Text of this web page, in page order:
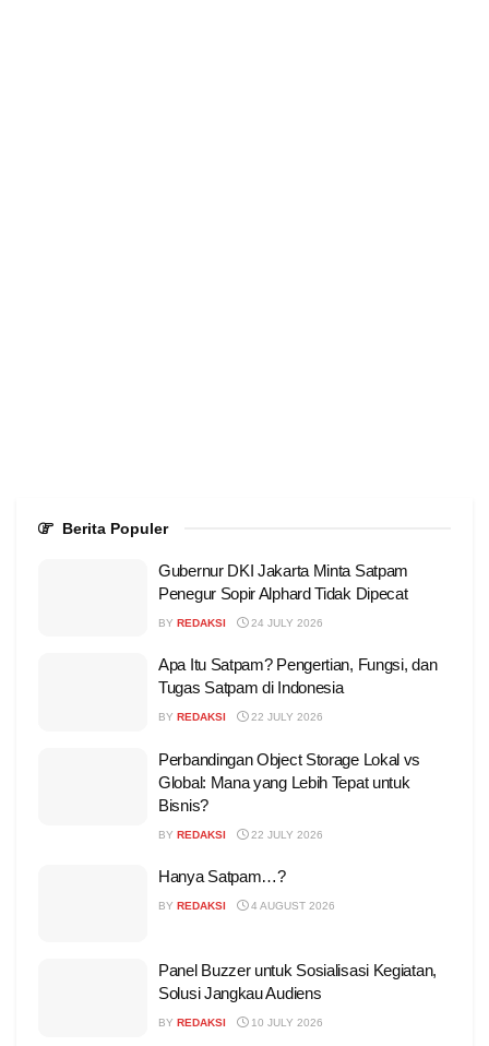
Berita Populer
Gubernur DKI Jakarta Minta Satpam
Penegur Sopir Alphard Tidak Dipecat
BY REDAKSI 24 JULY 2026
Apa Itu Satpam? Pengertian, Fungsi, dan
Tugas Satpam di Indonesia
BY REDAKSI 22 JULY 2026
Perbandingan Object Storage Lokal vs
Global: Mana yang Lebih Tepat untuk
Bisnis?
BY REDAKSI 22 JULY 2026
Hanya Satpam…?
BY REDAKSI 4 AUGUST 2026
Panel Buzzer untuk Sosialisasi Kegiatan,
Solusi Jangkau Audiens
BY REDAKSI 10 JULY 2026